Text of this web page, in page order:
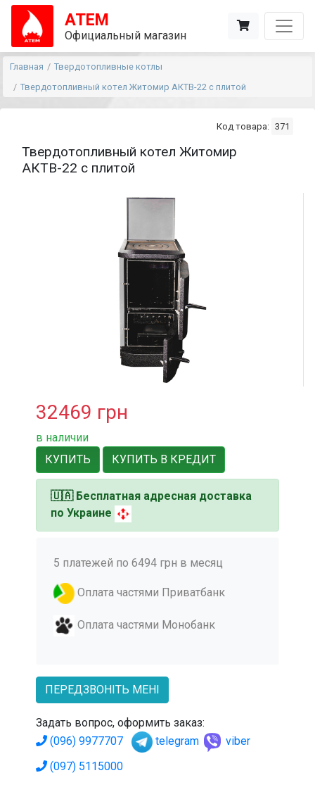
АТЕМ
Официальный магазин
Главная
Твердотопливные котлы
Твердотопливный котел Житомир АКТВ-22 с плитой
Код товара: 371
Твердотопливный котел Житомир
АКТВ-22 с плитой
32469 грн
в наличии
КУПИТЬ
КУПИТЬ В КРЕДИТ
🇺🇦 Бесплатная адресная доставка
по Украине
5 платежей по 6494 грн в месяц
Оплата частями Приватбанк
Оплата частями Монобанк
ПЕРЕДЗВОНІТЬ МЕНІ
Задать вопрос, оформить заказ:
(096) 9977707
telegram
viber
(097) 5115000